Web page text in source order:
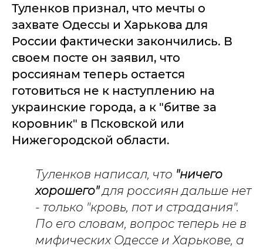
Туленков признал, что мечты о
захвате Одессы и Харькова для
России фактически закончились. В
своем посте он заявил, что
россиянам теперь остается
готовиться не к наступлению на
украинские города, а к "битве за
коровник" в Псковской или
Нижегородской области.
Туленков написал, что "ничего
хорошего"для россиян дальше нет
- только "кровь, пот и страдания".
По его словам, вопрос теперь не в
мифических Одессе и Харькове, а